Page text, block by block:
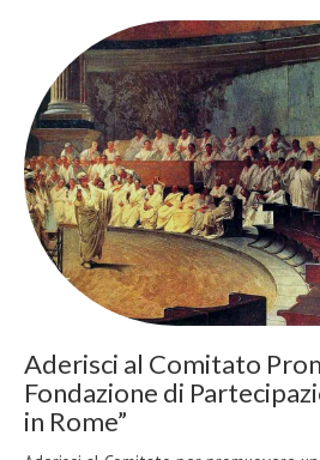
Aderisci al Comitato
Fondazione di
in Rome”